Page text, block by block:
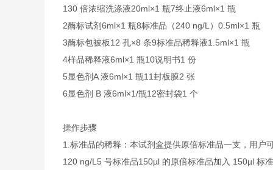
130 倍浓缩洗涤液20ml×1 瓶7终止液6ml×1 瓶
2酶标试剂6ml×1 瓶8标准品（240 ng/L） 0.5ml×1 瓶
3酶标包被板12 孔×8 条9标准品稀释液1.5ml×1 瓶
4样品稀释液6ml×1 瓶10说明书1 份
5显色剂A 液6ml×1 瓶11封板膜2 张
6显色剂 B 液6ml×1/瓶12密封袋1 个
操作步骤
1. 标准品的稀释：本试剂盒提供原倍标准品一支，用户
120 ng/L 5 号标准品150µl 的原倍标准品加入 150µl 标